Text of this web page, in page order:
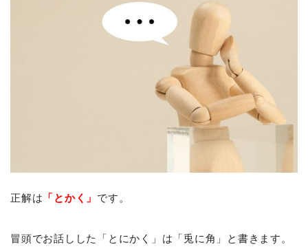
正解は 「とかく」 です。
冒頭でお話しした「とにかく」は「兎に角」と書きます。